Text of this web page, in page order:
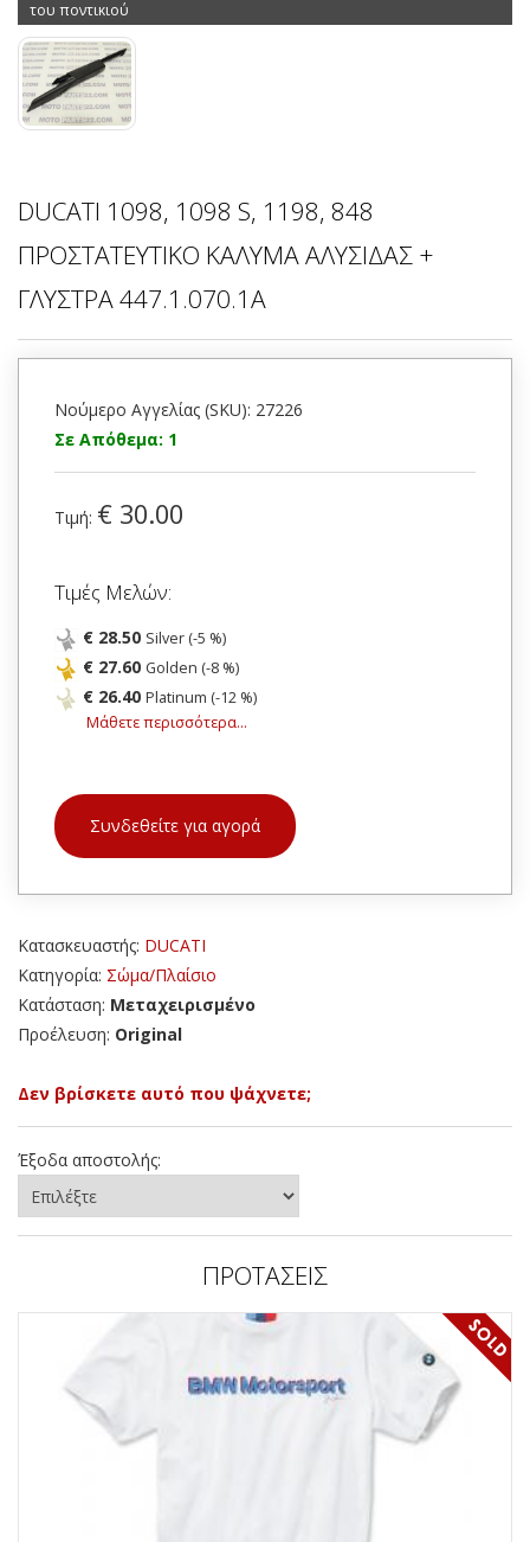
του ποντικιού
DUCATI 1098, 1098 S, 1198, 848
ΠΡΟΣΤΑΤΕΥΤΙΚΟ ΚΑΛΥΜΑ ΑΛΥΣΙΔΑΣ +
ΓΛΥΣΤΡΑ 447.1.070.1A
Νούμερο Αγγελίας (SKU): 27226
Σε Απόθεμα: 1
Τιμή: € 30.00
Τιμές Μελών:
€ 28.50 Silver (-5 %)
€ 27.60 Golden (-8 %)
€ 26.40 Platinum (-12 %)
Μάθετε περισσότερα...
Συνδεθείτε για αγορά
Κατασκευαστής: DUCATI
Κατηγορία: Σώμα/Πλαίσιο
Κατάσταση: Μεταχειρισμένο
Προέλευση: Original
Δεν βρίσκετε αυτό που ψάχνετε;
Έξοδα αποστολής:
ΠΡΟΤΑΣΕΙΣ